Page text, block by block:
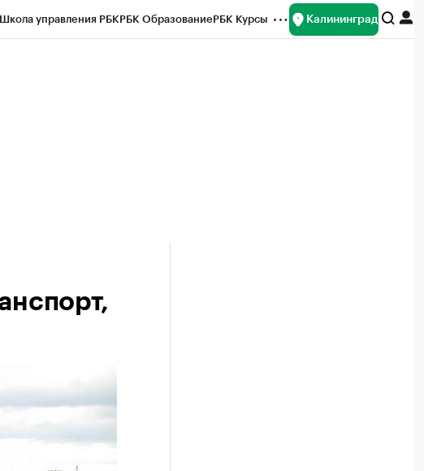
Школа управления РБКРБК ОбразованиеРБК Курсы Калининград